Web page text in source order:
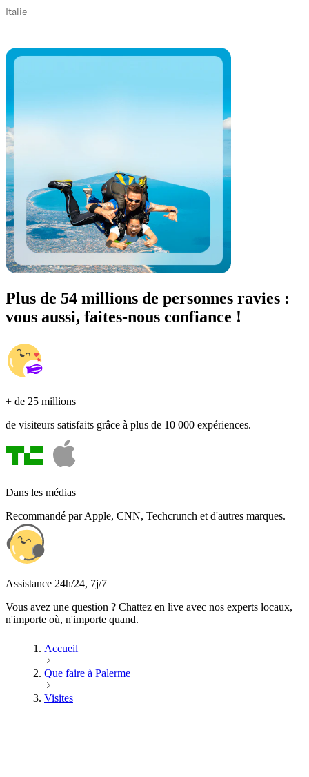
Italie
Plus de 54 millions de personnes ravies :
vous aussi, faites-nous confiance !
+ de 25 millions
de visiteurs satisfaits grâce à plus de 10 000 expériences.
Dans les médias
Recommandé par Apple, CNN, Techcrunch et d'autres marques.
Assistance 24h/24, 7j/7
Vous avez une question ? Chattez en live avec nos experts locaux,
n'importe où, n'importe quand.
Accueil
Que faire à Palerme
Visites